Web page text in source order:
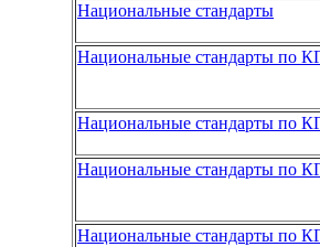
Национальные стандарты
Национальные стандарты по
Национальные стандарты по
Национальные стандарты по
Национальные стандарты по